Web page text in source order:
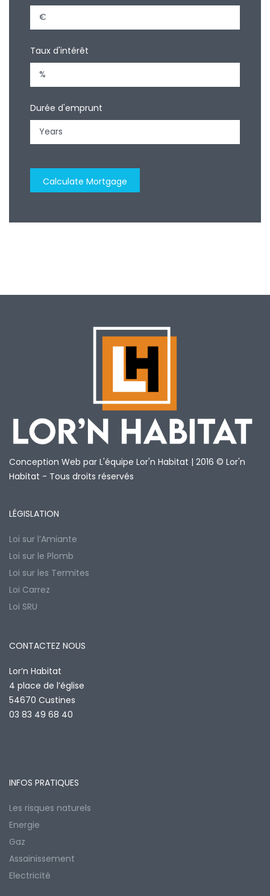
Taux d'intérêt
Durée d'emprunt
Conception Web par L'équipe Lor'n Habitat | 2016 © Lor'n
Habitat - Tous droits réservés
LÉGISLATION
Loi sur l’Amiante
Loi sur le Plomb
Loi sur les Termites
Loi Carrez
Loi SRU
CONTACTEZ NOUS
Lor’n Habitat
4 place de l’église
54670 Custines
03 83 49 68 40
INFOS PRATIQUES
Les risques naturels
Energie
Gaz
Assainissement
Electricité